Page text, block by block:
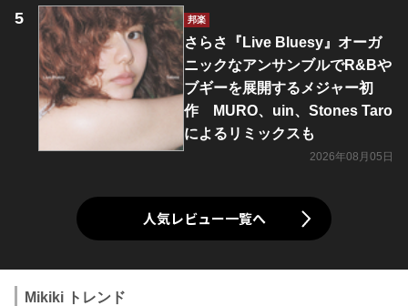
邦楽
さらさ『Live Bluesy』オーガ
ニックなアンサンブルでR&Bや
ブギーを展開するメジャー初
作 MURO、uin、Stones Taro
によるリミックスも
2026年08月05日
人気レビュー一覧へ
Mikiki トレンド